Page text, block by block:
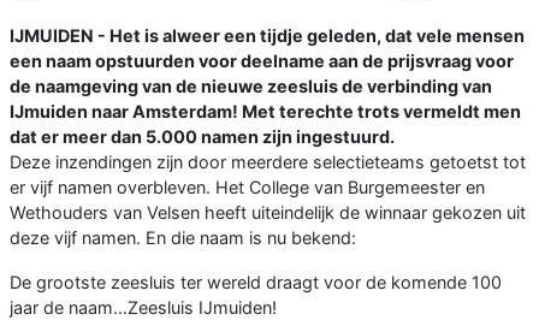
IJMUIDEN - Het is alweer een tijdje geleden, dat vele mensen
een naam opstuurden voor deelname aan de prijsvraag voor
de naamgeving van de nieuwe zeesluis de verbinding van
IJmuiden naar Amsterdam! Met terechte trots vermeldt men
dat er meer dan 5.000 namen zijn ingestuurd.
Deze inzendingen zijn door meerdere selectieteams getoetst tot
er vijf namen overbleven. Het College van Burgemeester en
Wethouders van Velsen heeft uiteindelijk de winnaar gekozen uit
deze vijf namen. En die naam is nu bekend:
De grootste zeesluis ter wereld draagt voor de komende 100
jaar de naam…Zeesluis IJmuiden!